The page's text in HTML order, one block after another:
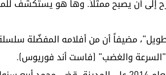
أن يصبح ممثلاً. وها هو يستكشف
مضيفاً أن من أفلامه المفضّلة
"السرعة والغضب" (فاست أند فوريوس).